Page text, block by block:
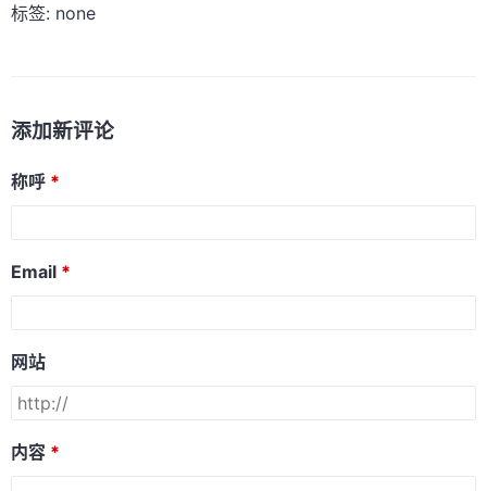
标签: none
添加新评论
称呼
Email
网站
内容